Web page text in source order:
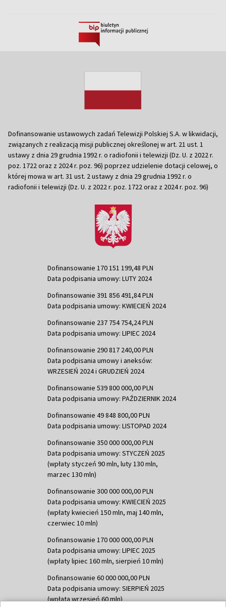
Dofinansowanie ustawowych zadań Telewizji Polskiej S.A. w likwidacji,
związanych z realizacją misji publicznej określonej w art. 21 ust. 1
ustawy z dnia 29 grudnia 1992 r. o radiofonii i telewizji (Dz. U. z 2022 r.
poz. 1722 oraz z 2024 r. poz. 96) poprzez udzielenie dotacji celowej, o
której mowa w art. 31 ust. 2 ustawy z dnia 29 grudnia 1992 r. o
radiofonii i telewizji (Dz. U. z 2022 r. poz. 1722 oraz z 2024 r. poz. 96)
Dofinansowanie 170 151 199,48 PLN
Data podpisania umowy: LUTY 2024
Dofinansowanie 391 856 491,84 PLN
Data podpisania umowy: KWIECIEŃ 2024
Dofinansowanie 237 754 754,24 PLN
Data podpisania umowy: LIPIEC 2024
Dofinansowanie 290 817 240,00 PLN
Data podpisania umowy i aneksów:
WRZESIEŃ 2024 i GRUDZIEŃ 2024
Dofinansowanie 539 800 000,00 PLN
Data podpisania umowy: PAŹDZIERNIK 2024
Dofinansowanie 49 848 800,00 PLN
Data podpisania umowy: LISTOPAD 2024
Dofinansowanie 350 000 000,00 PLN
Data podpisania umowy: STYCZEŃ 2025
(wpłaty styczeń 90 mln, luty 130 mln,
marzec 130 mln)
Dofinansowanie 300 000 000,00 PLN
Data podpisania umowy: KWIECIEŃ 2025
(wpłaty kwiecień 150 mln, maj 140 mln,
czerwiec 10 mln)
Dofinansowanie 170 000 000,00 PLN
Data podpisania umowy: LIPIEC 2025
(wpłaty lipiec 160 mln, sierpień 10 mln)
Dofinansowanie 60 000 000,00 PLN
Data podpisania umowy: SIERPIEŃ 2025
(wpłata wrzesień 60 mln)